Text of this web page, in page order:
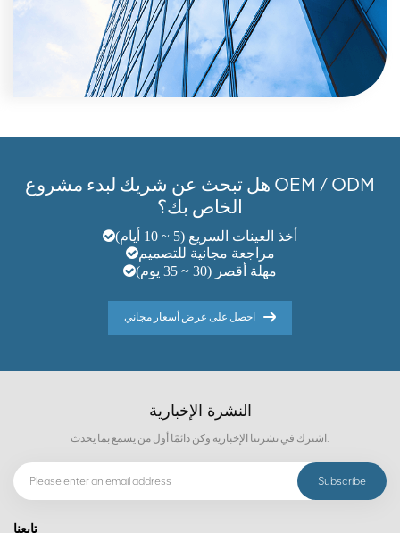
هل تبحث عن شريك لبدء مشروع OEM / ODM
الخاص بك؟
أخذ العينات السريع (5 ~ 10 أيام)
مراجعة مجانية للتصميم
مهلة أقصر (30 ~ 35 يوم)
احصل على عرض أسعار مجاني
النشرة الإخبارية
تابعنا